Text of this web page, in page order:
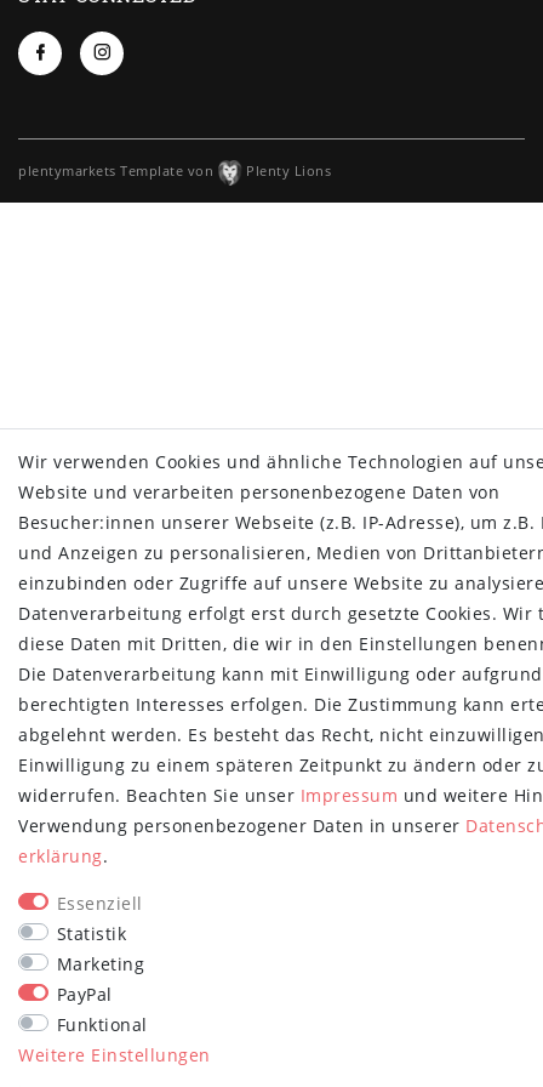
Wir verwenden Cookies und ähnliche Technologien auf
Website und verarbeiten personenbezogene Daten von
Besucher:innen unserer Webseite (z.B. IP-Adresse), um z.B.
und Anzeigen zu personalisieren, Medien von
einzubinden oder Zugriffe auf unsere Website zu
Datenverarbeitung erfolgt erst durch gesetzte Cookies. Wir
diese Daten mit Dritten, die wir in den Einstellungen
Die Datenverarbeitung kann mit Einwilligung oder
berechtigten Interesses erfolgen. Die Zustimmung kann
abgelehnt werden. Es besteht das Recht, nicht
Einwilligung zu einem späteren Zeitpunkt zu ändern oder
widerrufen. Beachten Sie unser Impressum und weitere
Verwendung personenbezogener Daten in unserer
erklärung.
Essenziell
Statistik
Marketing
PayPal
Funktional
Weitere Einstellungen
plentymarkets Template von Plenty Lions